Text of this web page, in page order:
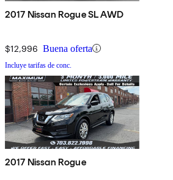
2017 Nissan Rogue SL AWD
$12,996 Buena oferta
Incluye tarifas de conc.
2017 Nissan Rogue